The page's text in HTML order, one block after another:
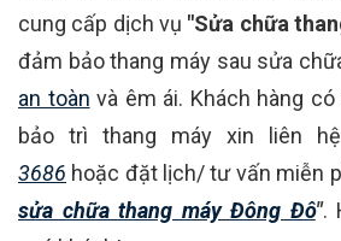
cung cấp dịch vụ "Sửa chữa
đảm bảo thang máy sau sửa
an toàn và êm ái. Khách hàng
bảo trì thang máy xin liên
3686 hoặc đặt lịch/ tư vấn miễn
sửa chữa thang máy Đông Đô".